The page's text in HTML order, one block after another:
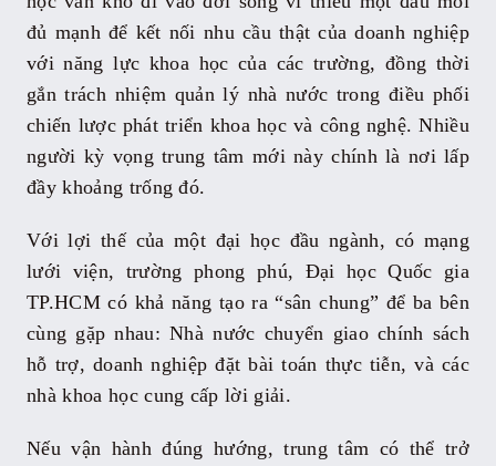
đủ mạnh để kết nối nhu cầu thật của doanh nghiệp
với năng lực khoa học của các trường, đồng thời
gắn trách nhiệm quản lý nhà nước trong điều phối
chiến lược phát triển khoa học và công nghệ. Nhiều
người kỳ vọng trung tâm mới này chính là nơi lấp
đầy khoảng trống đó.
Với lợi thế của một đại học đầu ngành, có mạng
lưới viện, trường phong phú, Đại học Quốc gia
TP.HCM có khả năng tạo ra “sân chung” để ba bên
cùng gặp nhau: Nhà nước chuyển giao chính sách
hỗ trợ, doanh nghiệp đặt bài toán thực tiễn, và các
nhà khoa học cung cấp lời giải.
Nếu vận hành đúng hướng, trung tâm có thể trở